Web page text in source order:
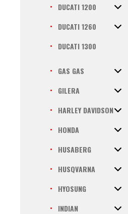
DUCATI 1200
DUCATI 1260
DUCATI 1300
GAS GAS
GILERA
HARLEY DAVIDSON
HONDA
HUSABERG
HUSQVARNA
HYOSUNG
INDIAN